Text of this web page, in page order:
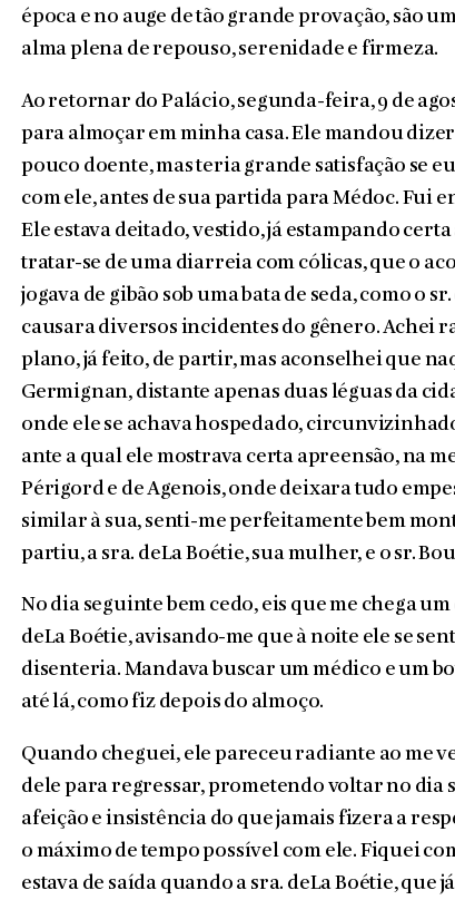
época e no auge de tão grande provação, são
alma plena de repouso, serenidade e firmeza.
Ao retornar do Palácio, segunda-feira, 9 de
para almoçar em minha casa. Ele mandou
pouco doente, mas teria grande satisfação se
com ele, antes de sua partida para Médoc. Fui
Ele estava deitado, vestido, já estampando
tratar-se de uma diarreia com cólicas, que o
jogava de gibão sob uma bata de seda, como o
causara diversos incidentes do gênero. Achei
plano, já feito, de partir, mas aconselhei que
Germignan, distante apenas duas léguas da
onde ele se achava hospedado,
ante a qual ele mostrava certa apreensão, na
Périgord e de Agenois, onde deixara tudo
similar à sua, senti-me perfeitamente bem
partiu, a sra. deLa Boétie, sua mulher, e o sr.
No dia seguinte bem cedo, eis que me chega
deLa Boétie, avisando-me que à noite ele se
disenteria. Mandava buscar um médico e um
até lá, como fiz depois do almoço.
Quando cheguei, ele pareceu radiante ao me
dele para regressar, prometendo voltar no dia
afeição e insistência do que jamais fizera a
o máximo de tempo possível com ele. Fiquei
estava de saída quando a sra. deLa Boétie,